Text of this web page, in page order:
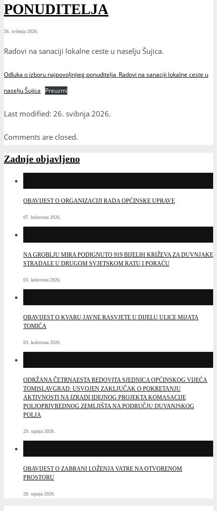
PONUDITELJA
26. svibnja 2026.
Radovi na sanaciji lokalne ceste u naselju Šujica.
Odluka o izboru najpovoljnijeg ponuditelja_Radovi na sanaciji lokalne ceste u
naselju Šujica
Preuzmi
Last modified: 26. svibnja 2026.
Comments are closed.
Zadnje objavljeno
OBAVIJEST O ORGANIZACIJI RADA OPĆINSKE UPRAVE
07. kolovoza 2026.
NA GROBLJU MIRA PODIGNUTO 919 BIJELIH KRIŽEVA ZA DUVNJAKE
STRADALE U DRUGOM SVJETSKOM RATU I PORAĆU
03. kolovoza 2026.
OBAVIJEST O KVARU JAVNE RASVJETE U DIJELU ULICE MIJATA
TOMIĆA
03. kolovoza 2026.
ODRŽANA ČETRNAESTA REDOVITA SJEDNICA OPĆINSKOG VIJEĆA
TOMISLAVGRAD: USVOJEN ZAKLJUČAK O POKRETANJU
AKTIVNOSTI NA IZRADI IDEJNOG PROJEKTA KOMASACIJE
POLJOPRIVREDNOG ZEMLJIŠTA NA PODRUČJU DUVANJSKOG
POLJA
29. srpnja 2026.
OBAVIJEST O ZABRANI LOŽENJA VATRE NA OTVORENOM
PROSTORU
28. srpnja 2026.